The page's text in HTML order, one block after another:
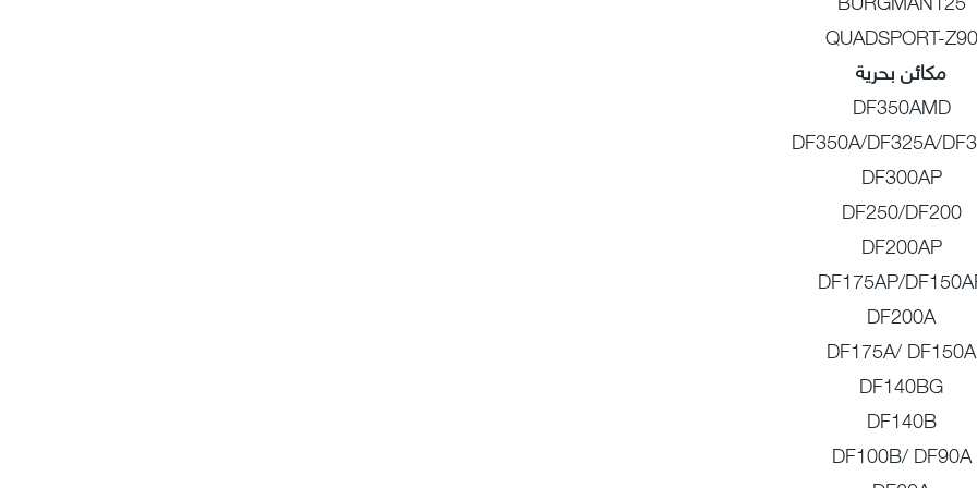
QUADSPORT-Z90
مكائن بحرية
DF350AMD
DF350A/DF325A/
DF300AP
DF250/DF200
DF200AP
DF175AP/
DF200A
DF175A/ DF150A
DF140BG
DF140B
DF100B/ DF90A